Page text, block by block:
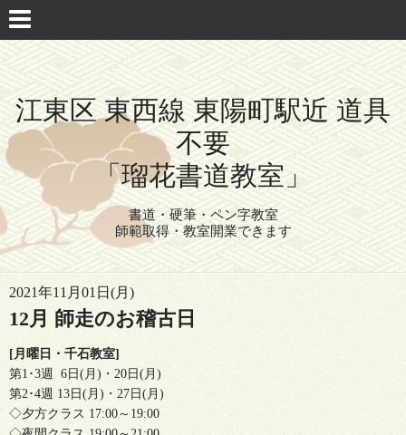
江東区 東西線 東陽町駅近 道具
不要
「瑠花書道教室」
書道・硬筆・ペン字教室
師範取得・教室開業できます
2021年11月01日(月)
12月 師走のお稽古日
[月曜日・千石教室]
第1･3週 6日(月)・20日(月)
第2･4週 13日(月)・27日(月)
◇夕方クラス 17:00～19:00